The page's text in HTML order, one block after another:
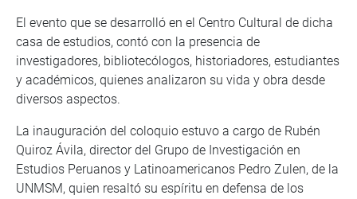
El evento que se desarrolló en el Centro Cultural de dicha
casa de estudios, contó con la presencia de
investigadores, bibliotecólogos, historiadores, estudiantes
y académicos, quienes analizaron su vida y obra desde
diversos aspectos.
La inauguración del coloquio estuvo a cargo de Rubén
Quiroz Ávila, director del Grupo de Investigación en
Estudios Peruanos y Latinoamericanos Pedro Zulen, de la
UNMSM, quien resaltó su espíritu en defensa de los